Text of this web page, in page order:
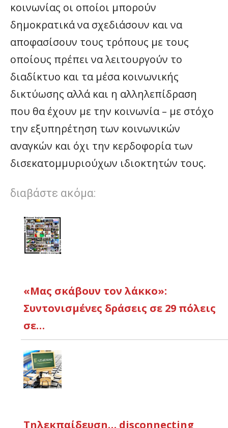
κοινωνίας οι οποίοι μπορούν
δημοκρατικά να σχεδιάσουν και να
αποφασίσουν τους τρόπους με τους
οποίους πρέπει να λειτουργούν το
διαδίκτυο και τα μέσα κοινωνικής
δικτύωσης αλλά και η αλληλεπίδραση
που θα έχουν με την κοινωνία – με στόχο
την εξυπηρέτηση των κοινωνικών
αναγκών και όχι την κερδοφορία των
δισεκατομμυριούχων ιδιοκτητών τους.
διαβάστε ακόμα:
«Μας σκάβουν τον λάκκο»:
Συντονισμένες δράσεις σε 29 πόλεις
σε…
Τηλεκπαίδευση… disconnecting